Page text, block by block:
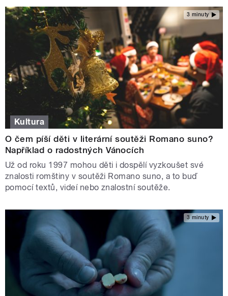
3 minuty
Kultura
O čem píší děti v literární soutěži Romano suno?
Například o radostných Vánocích
Už od roku 1997 mohou děti i dospělí vyzkoušet své
znalosti romštiny v soutěži Romano suno, a to buď
pomocí textů, videí nebo znalostní soutěže.
3 minuty